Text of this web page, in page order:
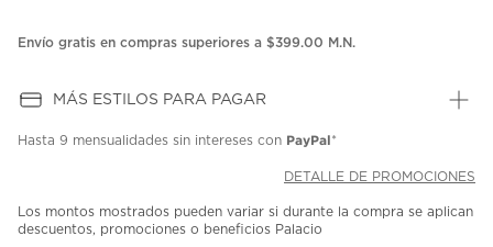
Envío gratis en compras superiores a $399.00 M.N.
MÁS ESTILOS PARA PAGAR
Hasta 9 mensualidades sin intereses con PayPal*
DETALLE DE PROMOCIONES
Los montos mostrados pueden variar si durante la compra se aplican
descuentos, promociones o beneficios Palacio